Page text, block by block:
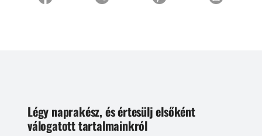
Légy naprakész, és értesülj elsőként
válogatott tartalmainkról